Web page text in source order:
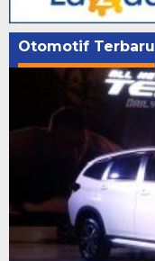
Otomotif Terbaru